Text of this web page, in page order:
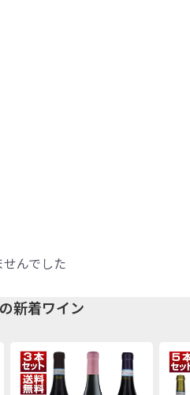
んでした
新着ワイン